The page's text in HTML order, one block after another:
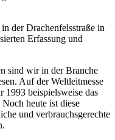
der Drachenfelsstraße in
Erfassung und
sind wir in der Branche
Auf der Weltleitmesse
beispielsweise das
heute ist diese
und verbrauchsgerechte